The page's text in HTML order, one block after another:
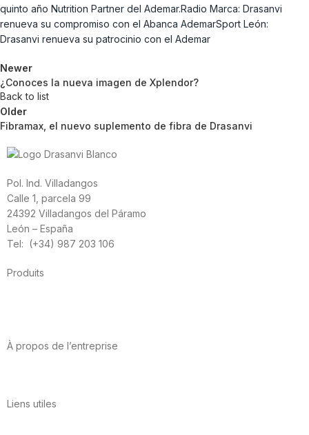
quinto año Nutrition Partner del Ademar.Radio Marca: Drasanvi
renueva su compromiso con el Abanca AdemarSport León:
Drasanvi renueva su patrocinio con el Ademar
Newer
¿Conoces la nueva imagen de Xplendor?
Back to list
Older
Fibramax, el nuevo suplemento de fibra de Drasanvi
Pol. Ind. Villadangos
Calle 1, parcela 99
24392 Villadangos del Páramo
León – España
Tel: (+34) 987 203 106
Produits
À propos de l’entreprise
Liens utiles